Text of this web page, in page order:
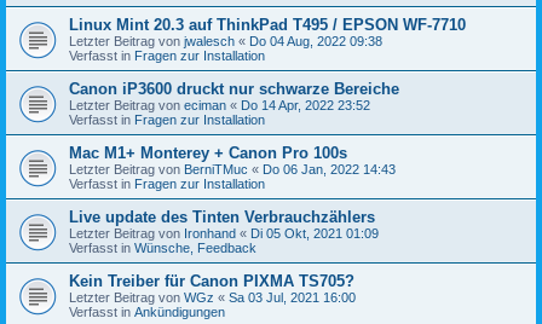
Linux Mint 20.3 auf ThinkPad T495 / EPSON WF-7710
Letzter Beitrag von jwalesch « Do 04 Aug, 2022 09:38
Verfasst in Fragen zur Installation
Canon iP3600 druckt nur schwarze Bereiche
Letzter Beitrag von eciman « Do 14 Apr, 2022 23:52
Verfasst in Fragen zur Installation
Mac M1+ Monterey + Canon Pro 100s
Letzter Beitrag von BerniTMuc « Do 06 Jan, 2022 14:43
Verfasst in Fragen zur Installation
Live update des Tinten Verbrauchzählers
Letzter Beitrag von Ironhand « Di 05 Okt, 2021 01:09
Verfasst in Wünsche, Feedback
Kein Treiber für Canon PIXMA TS705?
Letzter Beitrag von WGz « Sa 03 Jul, 2021 16:00
Verfasst in Ankündigungen